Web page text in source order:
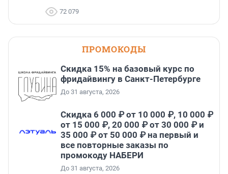
72 079
ПРОМОКОДЫ
Скидка 15% на базовый курс по
фридайвингу в Санкт-Петербурге
До 31 августа, 2026
Скидка 6 000 ₽ от 10 000 ₽, 10 000 ₽
от 15 000 ₽, 20 000 ₽ от 30 000 ₽ и
35 000 ₽ от 50 000 ₽ на первый и
все повторные заказы по
промокоду НАБЕРИ
До 31 августа, 2026